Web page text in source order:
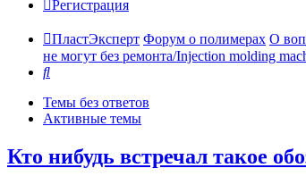
Регистрация
ПластЭксперт Форум о полимерах О
не могут без ремонта/Injection molding
Поиск
Темы без ответов
Активные темы
Кто нибудь встречал такое